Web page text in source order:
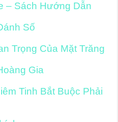
– Sách Hướng Dẫn
Số
Trọng Của Mặt Trăng
Gia
Tinh Bắt Buộc Phải